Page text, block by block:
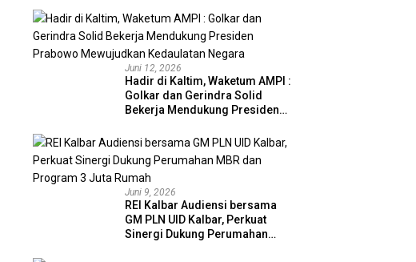
Juni 12, 2026
Hadir di Kaltim, Waketum AMPI :
Golkar dan Gerindra Solid
Bekerja Mendukung Presiden
Kedaulatan Negara
Juni 9, 2026
REI Kalbar Audiensi bersama
GM PLN UID Kalbar, Perkuat
Sinergi Dukung Perumahan